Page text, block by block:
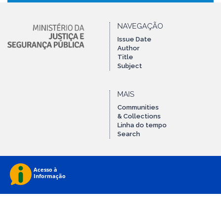
NAVEGAÇÃO
Issue Date
Author
Title
Subject
MAIS
Communities
& Collections
Linha do tempo
Search